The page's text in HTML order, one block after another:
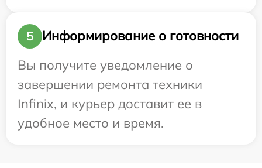
5
Информирование о готовности
Вы получите уведомление о
завершении ремонта техники
Infinix, и курьер доставит ее в
удобное место и время.